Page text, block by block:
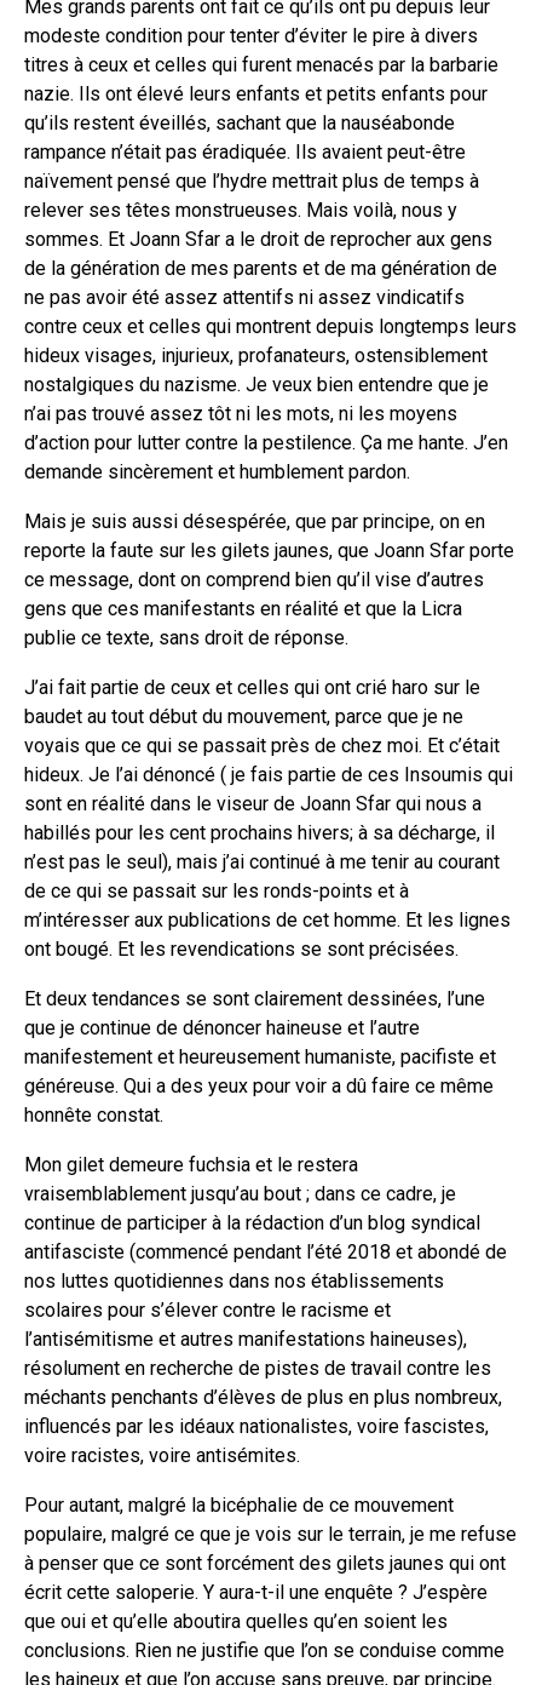
Mes grands parents ont fait ce qu’ils ont pu depuis leur
modeste condition pour tenter d’éviter le pire à divers
titres à ceux et celles qui furent menacés par la barbarie
nazie. Ils ont élevé leurs enfants et petits enfants pour
qu’ils restent éveillés, sachant que la nauséabonde
rampance n’était pas éradiquée. Ils avaient peut-être
naïvement pensé que l’hydre mettrait plus de temps à
relever ses têtes monstrueuses. Mais voilà, nous y
sommes. Et Joann Sfar a le droit de reprocher aux gens
de la génération de mes parents et de ma génération de
ne pas avoir été assez attentifs ni assez vindicatifs
contre ceux et celles qui montrent depuis longtemps leurs
hideux visages, injurieux, profanateurs, ostensiblement
nostalgiques du nazisme. Je veux bien entendre que je
n’ai pas trouvé assez tôt ni les mots, ni les moyens
d’action pour lutter contre la pestilence. Ça me hante. J’en
demande sincèrement et humblement pardon.
Mais je suis aussi désespérée, que par principe, on en
reporte la faute sur les gilets jaunes, que Joann Sfar porte
ce message, dont on comprend bien qu’il vise d’autres
gens que ces manifestants en réalité et que la Licra
publie ce texte, sans droit de réponse.
J’ai fait partie de ceux et celles qui ont crié haro sur le
baudet au tout début du mouvement, parce que je ne
voyais que ce qui se passait près de chez moi. Et c’était
hideux. Je l’ai dénoncé ( je fais partie de ces Insoumis qui
sont en réalité dans le viseur de Joann Sfar qui nous a
habillés pour les cent prochains hivers; à sa décharge, il
n’est pas le seul), mais j’ai continué à me tenir au courant
de ce qui se passait sur les ronds-points et à
m’intéresser aux publications de cet homme. Et les lignes
ont bougé. Et les revendications se sont précisées.
Et deux tendances se sont clairement dessinées, l’une
que je continue de dénoncer haineuse et l’autre
manifestement et heureusement humaniste, pacifiste et
généreuse. Qui a des yeux pour voir a dû faire ce même
honnête constat.
Mon gilet demeure fuchsia et le restera
vraisemblablement jusqu’au bout ; dans ce cadre, je
continue de participer à la rédaction d’un blog syndical
antifasciste (commencé pendant l’été 2018 et abondé de
nos luttes quotidiennes dans nos établissements
scolaires pour s’élever contre le racisme et
l’antisémitisme et autres manifestations haineuses),
résolument en recherche de pistes de travail contre les
méchants penchants d’élèves de plus en plus nombreux,
influencés par les idéaux nationalistes, voire fascistes,
voire racistes, voire antisémites.
Pour autant, malgré la bicéphalie de ce mouvement
populaire, malgré ce que je vois sur le terrain, je me refuse
à penser que ce sont forcément des gilets jaunes qui ont
écrit cette saloperie. Y aura-t-il une enquête ? J’espère
que oui et qu’elle aboutira quelles qu’en soient les
conclusions. Rien ne justifie que l’on se conduise comme
les haineux et que l’on accuse sans preuve, par principe.